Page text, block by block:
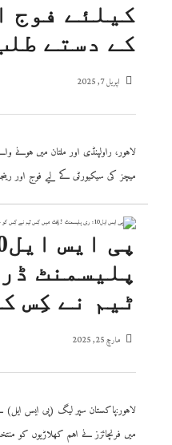
کیلئے فوج
کے دستے
اپریل 7, 2025
میچز کی سیکیورٹی کے لیے فوج اور
پلیسمنٹ
ٹیم نے کِس
مارچ 25, 2025
میں فرنچائزز نے اہم کھلاڑیوں کو